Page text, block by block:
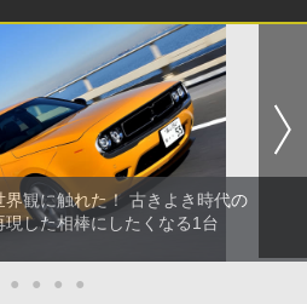
観に触れた！ 古きよき時代の
した相棒にしたくなる1台
● ● ● ●